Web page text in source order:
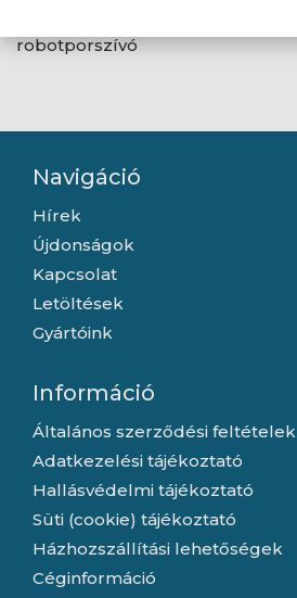
robotporszívó
Navigáció
Hírek
Újdonságok
Kapcsolat
Letöltések
Gyártóink
Információ
Általános szerződési feltételek
Adatkezelési tájékoztató
Hallásvédelmi tájékoztató
Süti (cookie) tájékoztató
Házhozszállítási lehetőségek
Céginformáció